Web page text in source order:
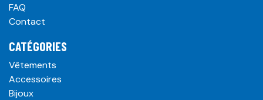
FAQ
Contact
CATÉGORIES
Vêtements
Accessoires
Bijoux